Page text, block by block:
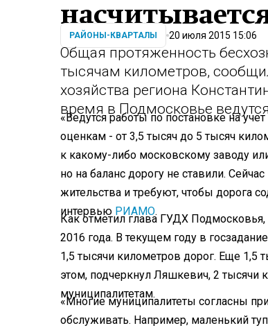
РАЙОНЫ-КВАРТАЛЫ 20 июля 2015 15:06
Общая протяженность
тысячам километров,
хозяйства региона
время в Подмосковье
«Ведутся работы по постановке на
оценкам - от 3,5 тысяч до 5 тысяч
к какому-либо московскому заводу
но на баланс дорогу не ставили.
жительства и требуют, чтобы дорога
интервью РИАМО.
Как отметил глава ГУДХ
2016 года. В текущем году в
1,5 тысячи километров дорог. Еще 1,5
этом, подчеркнул Ляшкевич, 2 тысячи
муниципалитетам.
«Многие муниципалитеты согласны
обслуживать. Например, маленький